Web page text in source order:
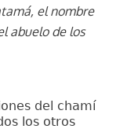
el nombre
abuelo de los
del chamí
los otros